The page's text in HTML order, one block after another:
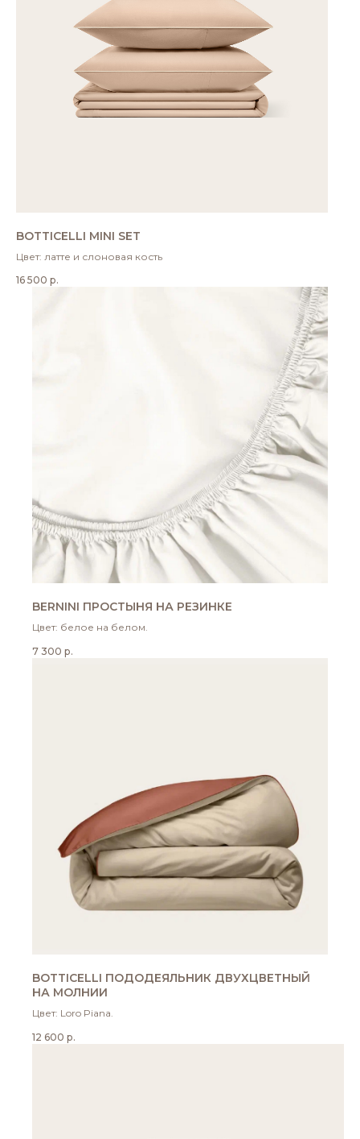
BOTTICELLI MINI SET
Цвет: латте и слоновая кость
16 500 р.
BERNINI ПРОСТЫНЯ НА РЕЗИНКЕ
Цвет: белое на белом.
7 300 р.
BOTTICELLI ПОДОДЕЯЛЬНИК ДВУХЦВЕТНЫЙ
НА МОЛНИИ
Цвет: Loro Piana.
12 600 р.